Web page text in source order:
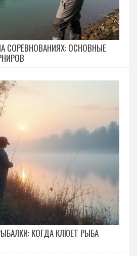
СОРЕВНОВАНИЯХ: ОСНОВНЫЕ
КОГДА КЛЮЕТ РЫБА